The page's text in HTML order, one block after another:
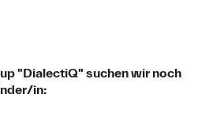
"DialectiQ" suchen wir noch
in: